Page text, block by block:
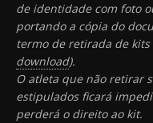
de identidade com foto
portando a cópia do
termo de retirada de
download).
O atleta que não retirar
estipulados ficará
perderá o direito ao kit.